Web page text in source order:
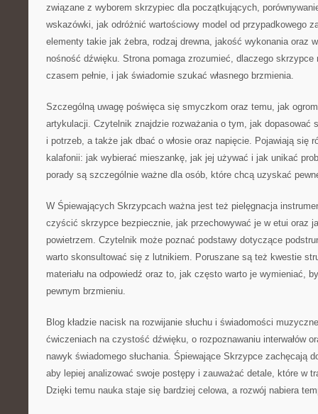
związane z wyborem skrzypiec dla początkujących,
wskazówki, jak odróżnić wartościowy model od przypadkowego
elementy takie jak żebra, rodzaj drewna, jakość wykonania oraz
nośność dźwięku. Strona pomaga zrozumieć, dlaczego skrzypce
czasem pełnie, i jak świadomie szukać własnego brzmienia.
Szczególną uwagę poświęca się smyczkom oraz temu, jak
artykulacji. Czytelnik znajdzie rozważania o tym, jak dopasować
i potrzeb, a także jak dbać o włosie oraz napięcie. Pojawiają się
kalafonii: jak wybierać mieszankę, jak jej używać i jak unikać
porady są szczególnie ważne dla osób, które chcą uzyskać
W Śpiewających Skrzypcach ważna jest też pielęgnacja
czyścić skrzypce bezpiecznie, jak przechowywać je w etui oraz
powietrzem. Czytelnik może poznać podstawy dotyczące
warto skonsultować się z lutnikiem. Poruszane są też kwestie
materiału na odpowiedź oraz to, jak często warto je wymieniać,
pewnym brzmieniu.
Blog kładzie nacisk na rozwijanie słuchu i świadomości
ćwiczeniach na czystość dźwięku, o rozpoznawaniu interwałów
nawyk świadomego słuchania. Śpiewające Skrzypce zachęcają
aby lepiej analizować swoje postępy i zauważać detale, które w
Dzięki temu nauka staje się bardziej celowa, a rozwój nabiera